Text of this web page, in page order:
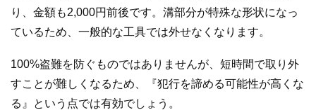
り、金額も2,000円前後です。溝部分が特殊な形状になっ
ているため、一般的な工具では外せなくなります。
100%盗難を防ぐものではありませんが、短時間で取り外
すことが難しくなるため、『犯行を諦める可能性が高くな
る』という点では有効でしょう。